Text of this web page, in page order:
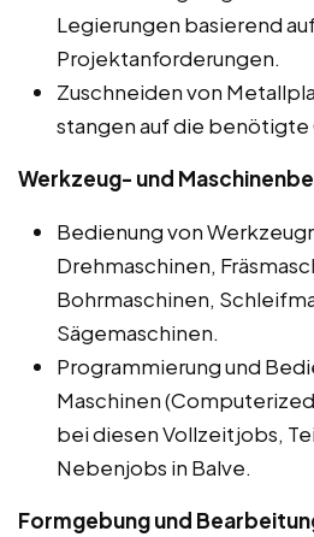
Legierungen basierend
Projektanforderungen.
Zuschneiden von
stangen auf die benötigte
Werkzeug- und
Bedienung von
Drehmaschinen,
Bohrmaschinen,
Sägemaschinen.
Programmierung und
Maschinen
bei diesen Vollzeitjobs,
Nebenjobs in Balve.
Formgebung und